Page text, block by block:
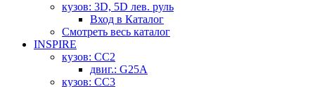
кузов: 3D, 5D лев. руль
Вход в Каталог
Смотреть весь каталог
INSPIRE
кузов: CC2
двиг.: G25A
кузов: CC3